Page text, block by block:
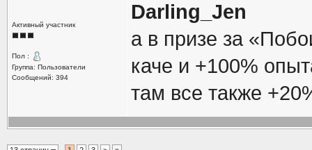
Активный участник
Пол :
Группа: Пользователи
Сообщений: 394
Darling_Jen
а в призе за
каче и +100%
там все также